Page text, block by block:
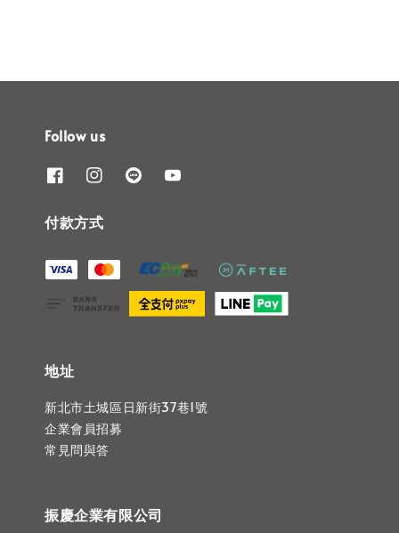
Follow us
付款方式
地址
新北市土城區日新街37巷1號
企業會員招募
常見問與答
振慶企業有限公司